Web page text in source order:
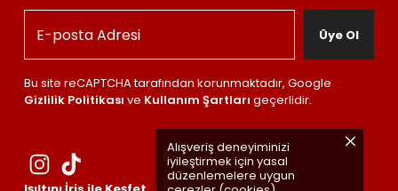
Alışveriş deneyiminizi
iyileştirmek için yasal
düzenlemelere uygun
Üye Ol
Bu site reCAPTCHA tarafından korunmaktadır, Google
Gizlilik Politikası ve Kullanım Şartları geçerlidir.